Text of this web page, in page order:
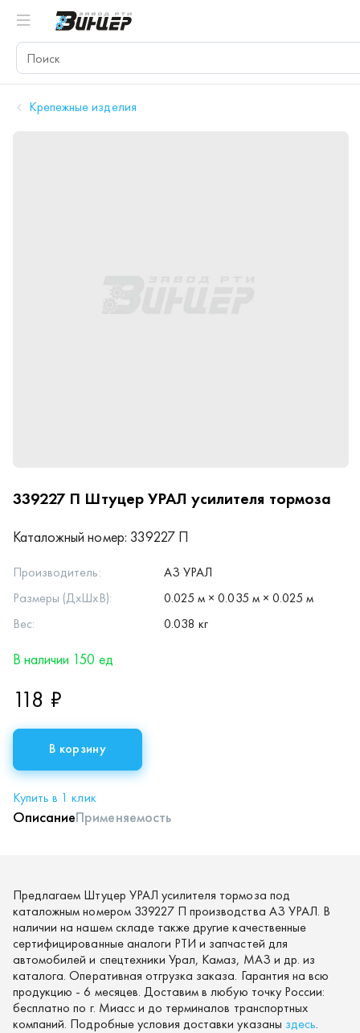
Крепежные изделия
339227 П Штуцер УРАЛ усилителя тормоза
Каталожный номер: 339227 П
Производитель:
АЗ УРАЛ
Размеры (ДхШхВ):
0.025 м × 0.035 м × 0.025 м
Вес:
0.038 кг
В наличии 150 ед
118 ₽
В корзину
Купить в 1 клик
ОписаниеПрименяемость
Предлагаем Штуцер УРАЛ усилителя тормоза под
каталожным номером 339227 П производства АЗ УРАЛ. В
наличии на нашем складе также другие качественные
сертифицированные аналоги РТИ и запчастей для
автомобилей и спецтехники Урал, Камаз, МАЗ и др. из
каталога. Оперативная отгрузка заказа. Гарантия на всю
продукцию - 6 месяцев. Доставим в любую точку России:
бесплатно по г. Миасс и до терминалов транспортных
компаний. Подробные условия доставки указаны здесь.